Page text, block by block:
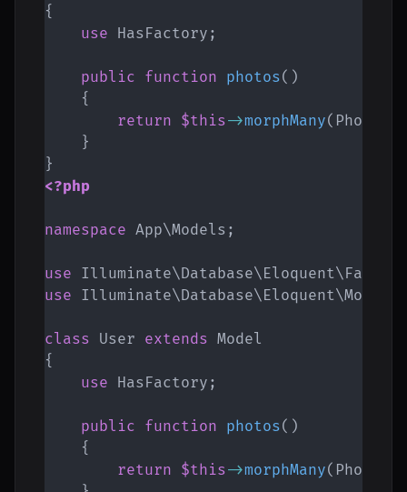
{
use HasFactory ;
public function photos( )
{
return $this->morphMany( Photo
}
}
<?php
namespace App\Models ;
use Illuminate\Database\Eloquent\
use Illuminate\Database\Eloquent\Model
class User extends Model
{
use HasFactory ;
public function photos( )
{
return $this->morphMany( Photo